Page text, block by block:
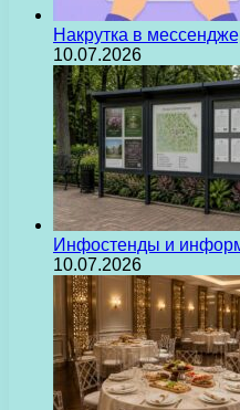
Накрутка в
10.07.2026
Инфостенды и
10.07.2026